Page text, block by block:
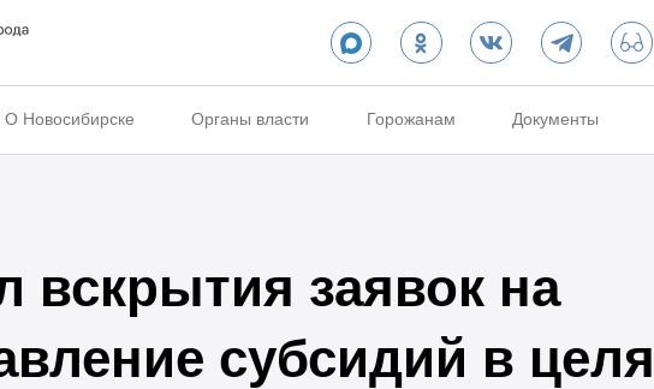
О Новосибирске Органы власти Горожанам Документы
вскрытия заявок на
субсидий в